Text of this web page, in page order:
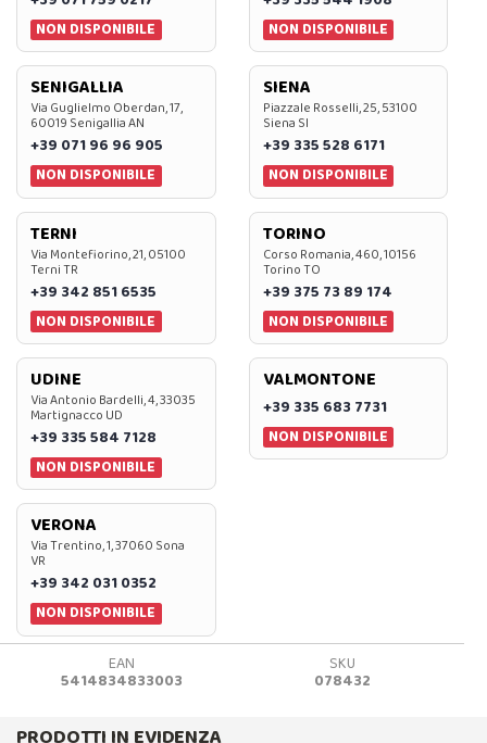
NON DISPONIBILE
NON DISPONIBILE
SENIGALLIA
Via Guglielmo Oberdan, 17,
60019 Senigallia AN
+39 071 96 96 905
NON DISPONIBILE
SIENA
Piazzale Rosselli, 25, 53100
Siena SI
+39 335 528 6171
NON DISPONIBILE
TERNI
Via Montefiorino, 21, 05100
Terni TR
+39 342 851 6535
NON DISPONIBILE
TORINO
Corso Romania, 460, 10156
Torino TO
+39 375 73 89 174
NON DISPONIBILE
UDINE
Via Antonio Bardelli, 4, 33035
Martignacco UD
+39 335 584 7128
NON DISPONIBILE
VALMONTONE
+39 335 683 7731
NON DISPONIBILE
VERONA
Via Trentino, 1, 37060 Sona
VR
+39 342 031 0352
NON DISPONIBILE
EAN
5414834833003
SKU
078432